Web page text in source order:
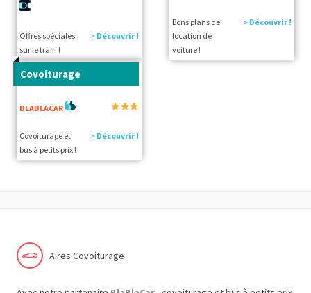
Offres spéciales
sur le train !
> Découvrir !
Bons plans de
location de
voiture !
> Découvrir !
Covoiturage
BLABLACAR
Covoiturage et
bus à petits prix !
> Découvrir !
Aires Covoiturage